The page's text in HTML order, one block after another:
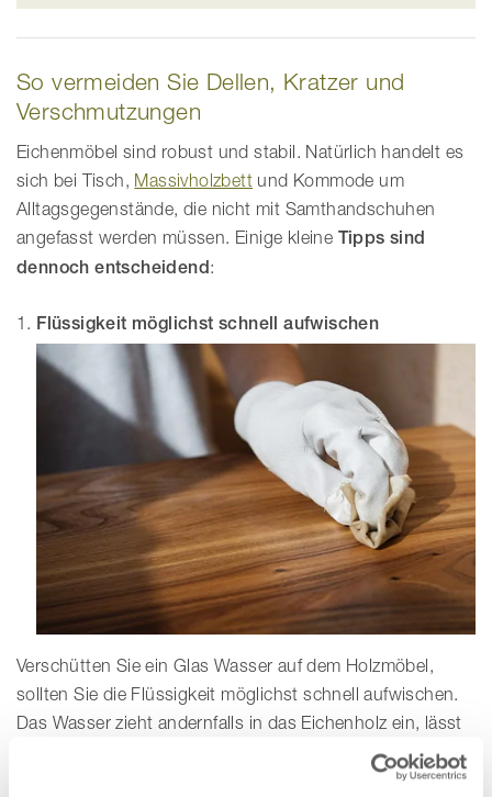
So vermeiden Sie Dellen, Kratzer und
Verschmutzungen
Eichenmöbel sind robust und stabil. Natürlich handelt es
sich bei Tisch, Massivholzbett und Kommode um
Alltagsgegenstände, die nicht mit Samthandschuhen
angefasst werden müssen. Einige kleine Tipps sind
dennoch entscheidend :
Flüssigkeit möglichst schnell aufwischen
Verschütten Sie ein Glas Wasser auf dem Holzmöbel,
sollten Sie die Flüssigkeit möglichst schnell aufwischen.
Das Wasser zieht andernfalls in das Eichenholz ein, lässt
es aufquellen und bildet Ränder, die nur schwer zu